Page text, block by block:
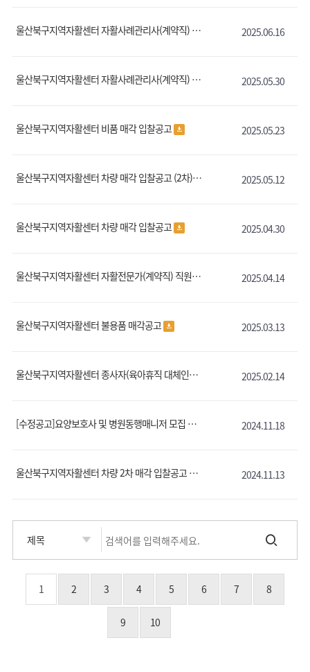
울산북구지역자활센터 자활사례관리사(계약직) 직원 채용 공고(2차) 2025.06.16
울산북구지역자활센터 자활사례관리사(계약직) 직원 채용 공고 2025.05.30
울산북구지역자활센터 비품 매각 입찰공고 2025.05.23
울산북구지역자활센터 차량 매각 입찰공고 (2차) 2025.05.12
울산북구지역자활센터 차량 매각 입찰공고 2025.04.30
울산북구지역자활센터 자활전문가(계약직) 직원 채용 공고 2025.04.14
울산북구지역자활센터 불용품 매각공고 2025.03.13
울산북구지역자활센터 종사자(육아휴직 대체인력) 채용 공고 2025.02.14
[수정공고]요양보호사 및 병원동행매니저 모집 공고 2024.11.18
울산북구지역자활센터 차량 2차 매각 입찰공고 2024.11.13
1 2 3 4 5 6 7 8
9 10